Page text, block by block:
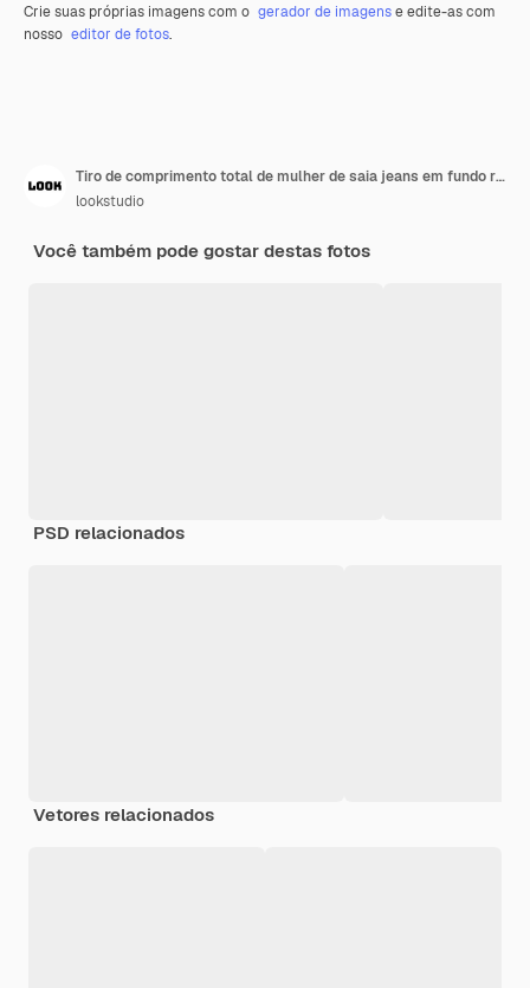
Crie suas próprias imagens com o gerador de imagense edite-as com
nosso editor de fotos.
Tiro de comprimento total de mulher de saia jeans em fundo roxo. Garota legal magro com bandana rosa e penteado da moda em roupas de verão pulando.
lookstudio
Você também pode gostar destas fotos
PSD relacionados
Vetores relacionados